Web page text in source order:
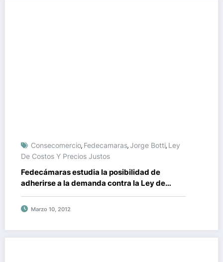
Consecomercio, Fedecamaras,Jorge Botti, Ley
De Costos Y Precios Justos
Fedecámaras estudia la posibilidad de
adherirse a la demanda contra la Ley de
Costos y Precios Justos
Marzo 10, 2012